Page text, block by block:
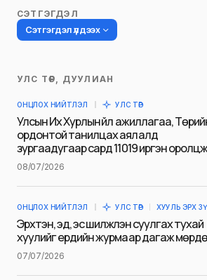
СЭТГЭГДЭЛ
Сэтгэгдэл үлдээх
Таны имэйл хаягийг нийтлэхгүй.
тэмдэглэсэн
Сэтгэгдэл*
Name
УЛС ТӨР, ДУУЛИАН
ОНЦЛОХ НИЙТЛЭЛ УЛС ТӨР
Улсын Их Хурлын үйл ажиллагаа,
ордонтой танилцах аялалд
зургаадугаар сард 11019 иргэн
08/07/2026
ОНЦЛОХ НИЙТЛЭЛ УЛС ТӨР ХУУЛЬ ЭРХ
Эрхтэн, эд, эс шилжүүлэн суулгах тухай
хуулийг ердийн журмаар дагаж
07/07/2026